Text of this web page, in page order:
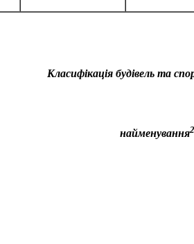
Класифікація будівель та
найменування2